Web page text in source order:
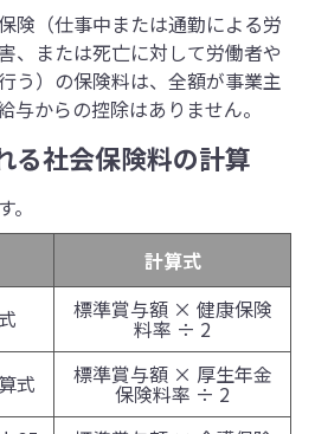
険（仕事中または通勤による労
、または死亡に対して労働者や
う）の保険料は、全額が事業主
与からの控除はありません。
る社会保険料の計算
計算式
標準賞与額 × 健康保険
料率 ÷ 2
式
標準賞与額 × 厚生年金
保険料率 ÷ 2